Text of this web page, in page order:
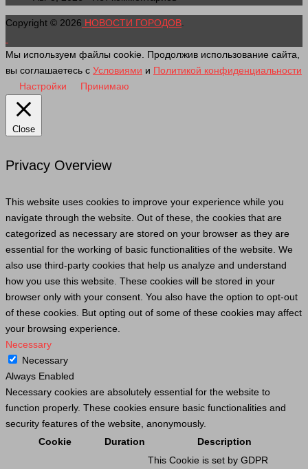
Copyright © 2026 НОВОСТИ ГОРОДОВ.
Мы используем файлы cookie. Продолжив использование сайта,
вы соглашаетесь с Условиями и Политикой конфиденциальности
Настройки
Принимаю
Close
Privacy Overview
This website uses cookies to improve your experience while you
navigate through the website. Out of these, the cookies that are
categorized as necessary are stored on your browser as they are
essential for the working of basic functionalities of the website. We
also use third-party cookies that help us analyze and understand
how you use this website. These cookies will be stored in your
browser only with your consent. You also have the option to opt-out
of these cookies. But opting out of some of these cookies may affect
your browsing experience.
Necessary
Necessary
Always Enabled
Necessary cookies are absolutely essential for the website to
function properly. These cookies ensure basic functionalities and
security features of the website, anonymously.
Cookie
Duration Description
This Cookie is set by GDPR